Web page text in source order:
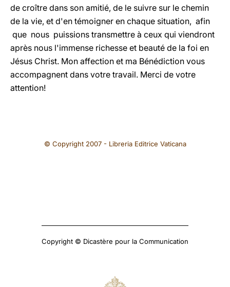
de croître dans son amitié, de le suivre sur le chemin
de la vie, et d'en témoigner en chaque situation, afin
que nous puissions transmettre à ceux qui viendront
après nous l'immense richesse et beauté de la foi en
Jésus Christ. Mon affection et ma Bénédiction vous
accompagnent dans votre travail. Merci de votre
attention!
© Copyright 2007 - Libreria Editrice Vaticana
Copyright © Dicastère pour la Communication